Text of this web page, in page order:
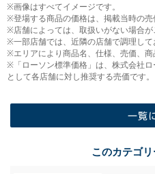
※画像はすべてイメージです。
※登場する商品の価格は、掲載当時の売
※店舗によっては、取扱いがない場合が
※一部店舗では、近隣の店舗で調理して
※エリアにより商品名、仕様、売価、商
※「ローソン標準価格」は、株式会社
として各店舗に対し推奨する売価です。
このカテゴ